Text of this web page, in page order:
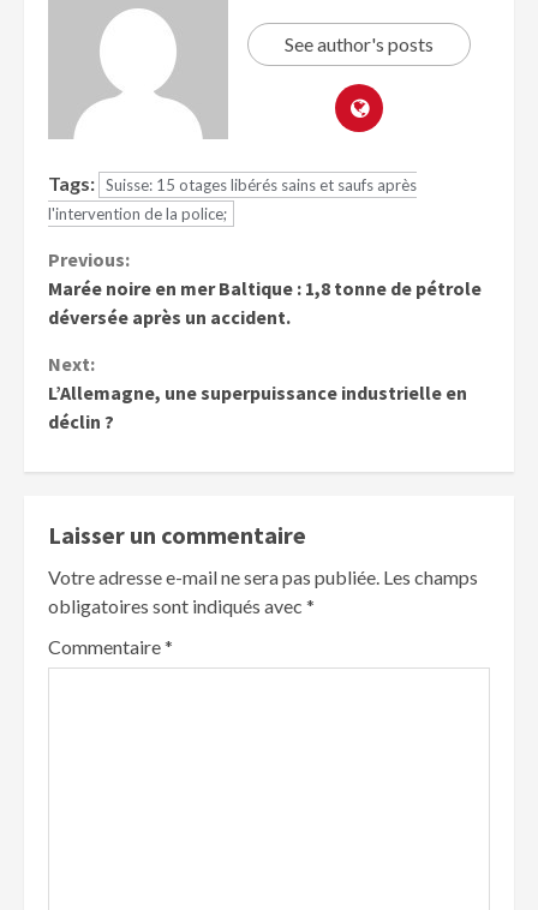
See author's posts
Tags: Suisse: 15 otages libérés sains et saufs après
l'intervention de la police;
Previous:
Marée noire en mer Baltique : 1,8 tonne de pétrole
déversée après un accident.
Next:
L’Allemagne, une superpuissance industrielle en
déclin ?
Laisser un commentaire
Votre adresse e-mail ne sera pas publiée. Les champs
obligatoires sont indiqués avec *
Commentaire*